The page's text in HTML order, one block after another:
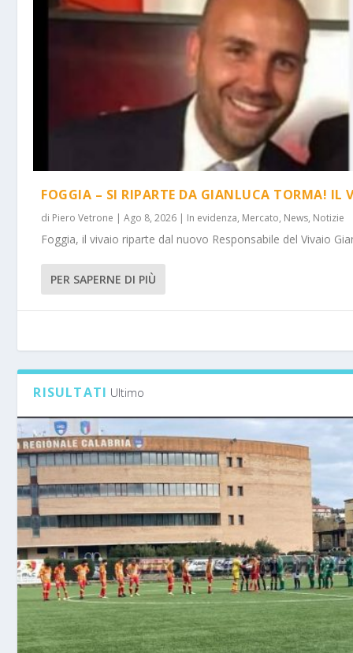
FOGGIA – SI RIPARTE DA GIANLUCA TORMA! IL
di Piero Vetrone |Ago 8, 2026 | In evidenza, Mercato, News, Notizie
Foggia, il vivaio riparte dal nuovo Responsabile del Vivaio
PER SAPERNE DI PIÙ
RISULTATI Ultimo